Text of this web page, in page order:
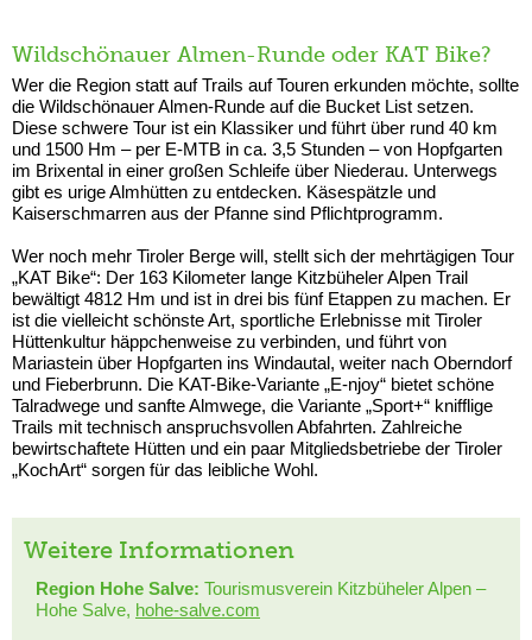
Wildschönauer Almen-Runde oder KAT Bike?
Wer die Region statt auf Trails auf Touren erkunden möchte, sollte
die Wildschönauer Almen-Runde auf die Bucket List setzen.
Diese schwere Tour ist ein Klassiker und führt über rund 40 km
und 1500 Hm – per E-MTB in ca. 3,5 Stunden – von Hopfgarten
im Brixental in einer großen Schleife über Niederau. Unterwegs
gibt es urige Almhütten zu entdecken. Käsespätzle und
Kaiserschmarren aus der Pfanne sind Pflichtprogramm.
Wer noch mehr Tiroler Berge will, stellt sich der mehrtägigen Tour
„KAT Bike“: Der 163 Kilometer lange Kitzbüheler Alpen Trail
bewältigt 4812 Hm und ist in drei bis fünf Etappen zu machen. Er
ist die vielleicht schönste Art, sportliche Erlebnisse mit Tiroler
Hüttenkultur häppchenweise zu verbinden, und führt von
Mariastein über Hopfgarten ins Windautal, weiter nach Oberndorf
und Fieberbrunn. Die KAT-Bike-Variante „E-njoy“ bietet schöne
Talradwege und sanfte Almwege, die Variante „Sport+“ knifflige
Trails mit technisch anspruchsvollen Abfahrten. Zahlreiche
bewirtschaftete Hütten und ein paar Mitgliedsbetriebe der Tiroler
„KochArt“ sorgen für das leibliche Wohl.
Weitere Informationen
Region Hohe Salve: Tourismusverein Kitzbüheler Alpen –
Hohe Salve, hohe-salve.com